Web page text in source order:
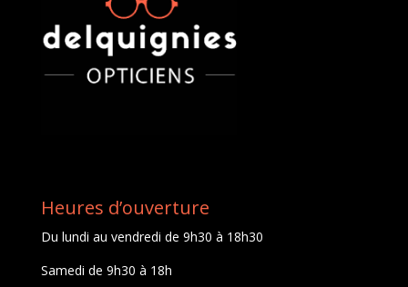
Heures d’ouverture
Du lundi au vendredi de 9h30 à 18h30
Samedi de 9h30 à 18h